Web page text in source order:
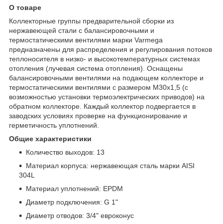
О товаре
Коллекторные группы предварительной сборки из
нержавеющей стали с балансировочными и
термостатическими вентилями марки Varmega
предназначены для распределения и регулирования потоков
теплоносителя в низко- и высокотемпературных системах
отопления (лучевая система отопления). Оснащены
балансировочными вентилями на подающем коллекторе и
термостатическими вентилями с размером M30x1,5 (с
возможностью установки термоэлектрических приводов) на
обратном коллекторе. Каждый коллектор подвергается в
заводских условиях проверке на функционирование и
герметичность уплотнений.
Общие характеристики
Количество выходов: 13
Материал корпуса: нержавеющая сталь марки AISI
304L
Материал уплотнений: EPDM
Диаметр подключения: G 1"
Диаметр отводов: 3/4" евроконус